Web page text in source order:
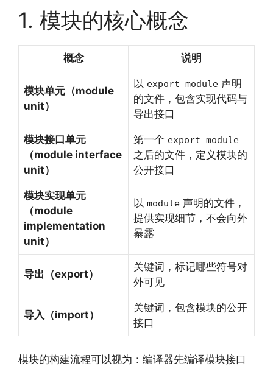
1. 模块的核心概念
概念 说明
模块单元（module
unit）
以 export module 声明
的文件，包含实现代码与
导出接口
模块接口单元
（module interface
unit）
第一个 export module
之后的文件，定义模块的
公开接口
模块实现单元
（module
implementation
unit）
以 module 声明的文件，
提供实现细节，不会向外
暴露
导出（export）
关键词，标记哪些符号对
外可见
导入（import）
关键词，包含模块的公开
接口
模块的构建流程可以视为：编译器先编译模块接口